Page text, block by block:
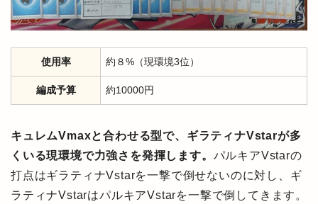
使用率 約８%（現環境3位）
編成予算 約10000円
キュレムVmaxと合わせる型で、ギラティナVstarが多
くいる現環境で力強さを発揮します。 パルキアVstarの
打点はギラティナVstarを一撃で倒せないのに対し、ギ
ラティナVstarはパルキアVstarを一撃で倒してきます。